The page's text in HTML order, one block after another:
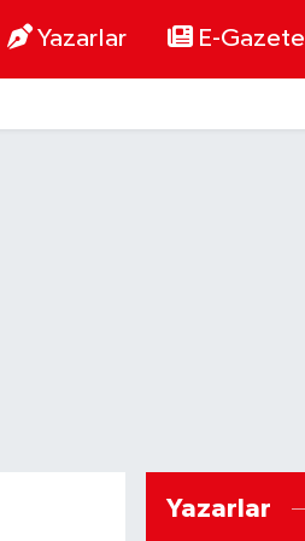
Yazarlar E-Gazete
Yazarlar